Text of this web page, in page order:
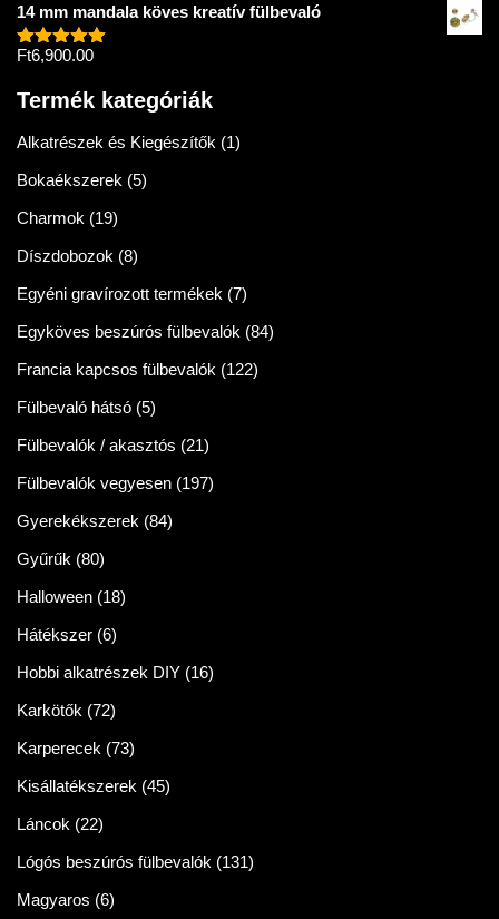
14 mm mandala köves kreatív fülbevaló
Értékelés:
Ft6,900.00
Termék kategóriák
Alkatrészek és Kiegészítők (1)
Bokaékszerek (5)
Charmok (19)
Díszdobozok (8)
Egyéni gravírozott termékek (7)
Egyköves beszúrós fülbevalók (84)
Francia kapcsos fülbevalók (122)
Fülbevaló hátsó (5)
Fülbevalók / akasztós (21)
Fülbevalók vegyesen (197)
Gyerekékszerek (84)
Gyűrűk (80)
Halloween (18)
Hátékszer (6)
Hobbi alkatrészek DIY (16)
Karkötők (72)
Karperecek (73)
Kisállatékszerek (45)
Láncok (22)
Lógós beszúrós fülbevalók (131)
Magyaros (6)